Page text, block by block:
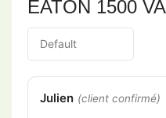
EATON 1500
Julien (client confirmé)